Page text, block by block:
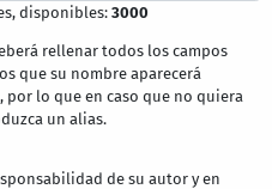
disponibles: 3000
rellenar todos los campos
que su nombre aparecerá
lo que en caso que no quiera
un alias.
de su autor y en